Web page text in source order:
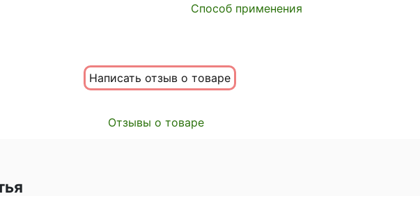
Способ применения
Написать отзыв о товаре
Отзывы о товаре